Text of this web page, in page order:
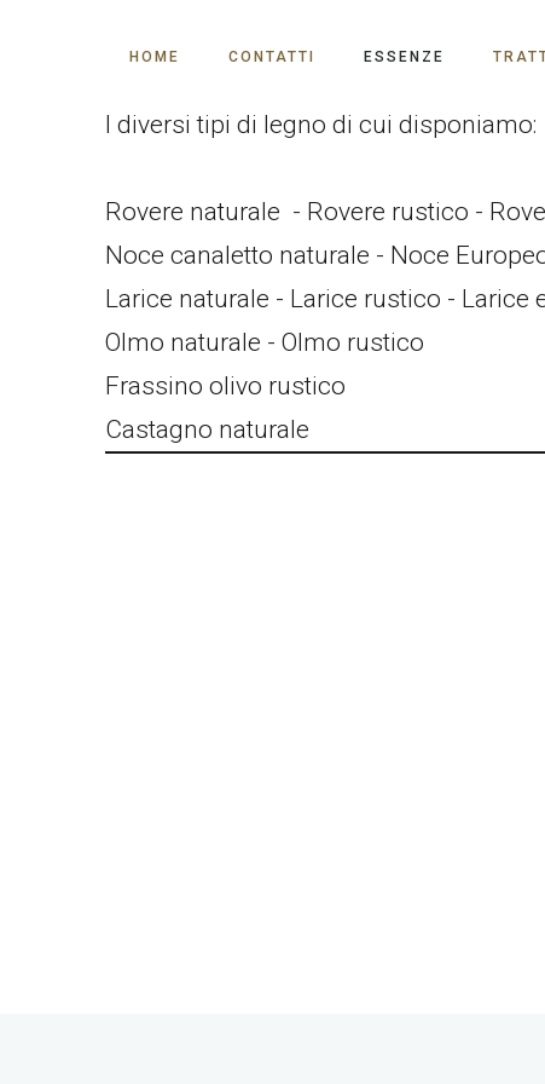
HOME CONTATTI ESSENZE
I diversi tipi di legno di cui disponiamo:
Rovere naturale - Rovere rustico -
Noce canaletto naturale - Noce
Larice naturale - Larice rustico - Larice
Olmo naturale - Olmo rustico
Frassino olivo rustico
Castagno naturale